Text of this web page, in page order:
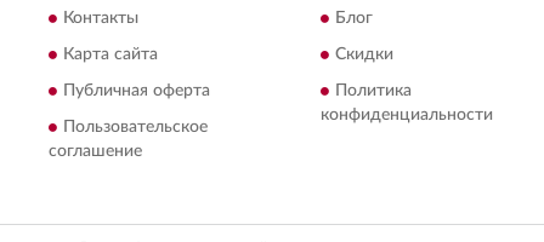
Контакты
Карта сайта
Публичная оферта
Пользовательское
соглашение
Блог
Скидки
Политика
конфиденциальности